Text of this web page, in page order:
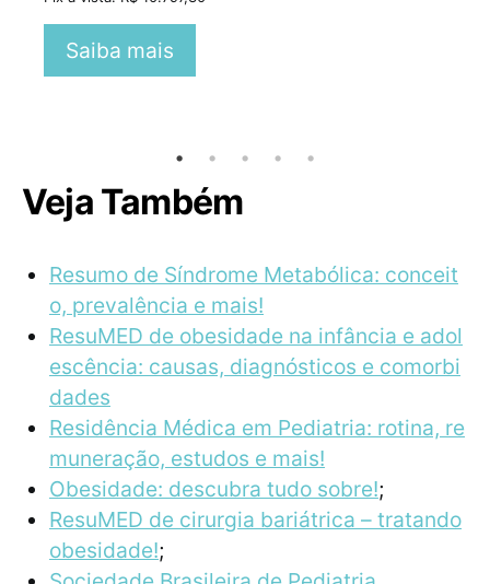
Saiba mais
Veja Também
Resumo de Síndrome Metabólica: conceit
o, prevalência e mais!
ResuMED de obesidade na infância e adol
escência: causas, diagnósticos e comorbi
dades
Residência Médica em Pediatria: rotina, re
muneração, estudos e mais!
Obesidade: descubra tudo sobre!;
ResuMED de cirurgia bariátrica – tratando
obesidade!;